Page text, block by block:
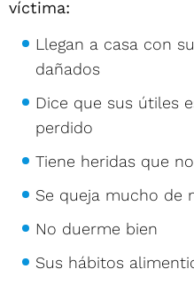
víctima:
Llegan a casa con
dañados
Dice que sus útiles
perdido
Tiene heridas que
Se queja mucho de
No duerme bien
Sus hábitos